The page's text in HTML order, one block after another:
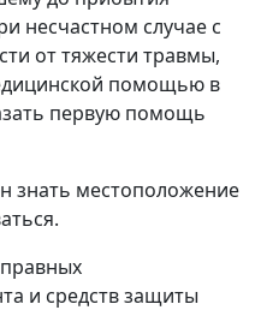
несчастном случае с
от тяжести травмы,
помощью в
первую помощь
знать местоположение
и средств защиты